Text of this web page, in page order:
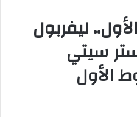
ليفربول
سيتي
الأول